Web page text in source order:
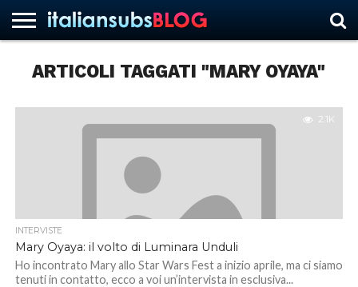
NEWS
ASCOLTI
RECENSIONI
INTERVISTE
CURIOSITÀ
CHI
CONTATTACI
FORUM
ITALIANSUBS
ARTICOLI TAGGATI "MARY OYAYA"
2.1K
INTERVISTE
Mary Oyaya: il volto di Luminara Unduli
Ho incontrato Mary allo Star Wars Fest a inizio aprile, ma ci siamo
tenuti in contatto, ecco a voi un’intervista in esclusiva...